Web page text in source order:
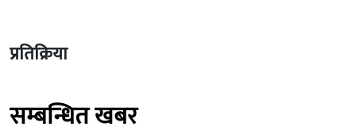
प्रतिक्रिया
सम्बन्धित खबर